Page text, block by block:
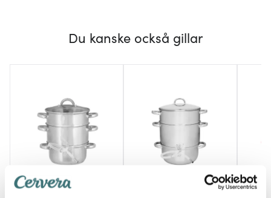
Du kanske också gillar